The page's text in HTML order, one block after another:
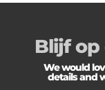
Blijf op
We would
details and